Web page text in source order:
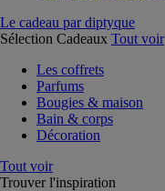
Le cadeau par diptyque
Sélection Cadeaux Tout voir
Les coffrets
Parfums
Bougies & maison
Bain & corps
Décoration
Tout voir
Trouver l'inspiration